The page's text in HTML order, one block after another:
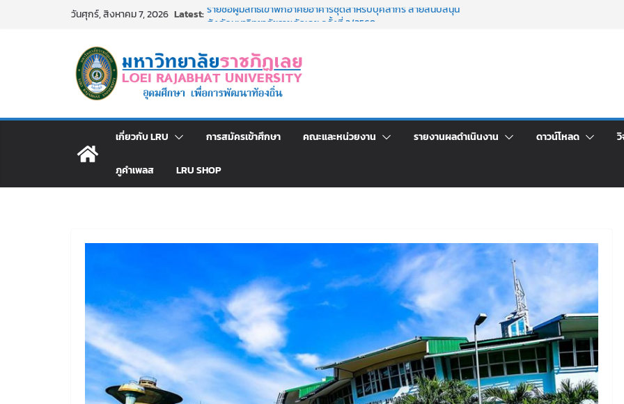
วันศุกร์, สิงหาคม 7, 2026 Latest:รายชื่อผู้มีสิทธิเข้าพักอาศัยอาคารชุดสำหรับบุคลากร สายสนับสนุน
ประกาศผู้ชนะการเสนอราคา จ้างทำปกปริญญาบัตร จำนวน ๑,๙๗๒ ชุด
โดยวิธีเฉพาะเจาะจง
ม.ราชภัฏเลย จัดกิจกรรมจิตอาสาบำเพ็ญสาธารณประโยชน์ และบำเพ็ญ
สาธารณกุศล 69
มหาวิทยาลัยราชภัฏเลย ด้วยเงินนอกงบประมาณ ประเภทเงินรายได้
เกี่ยวกับ LRU การสมัครเข้าศึกษา คณะและหน่วยงาน รายงานผลดำเนินงาน ดาวน์โหลด
ภูคำเพลส LRU SHOP